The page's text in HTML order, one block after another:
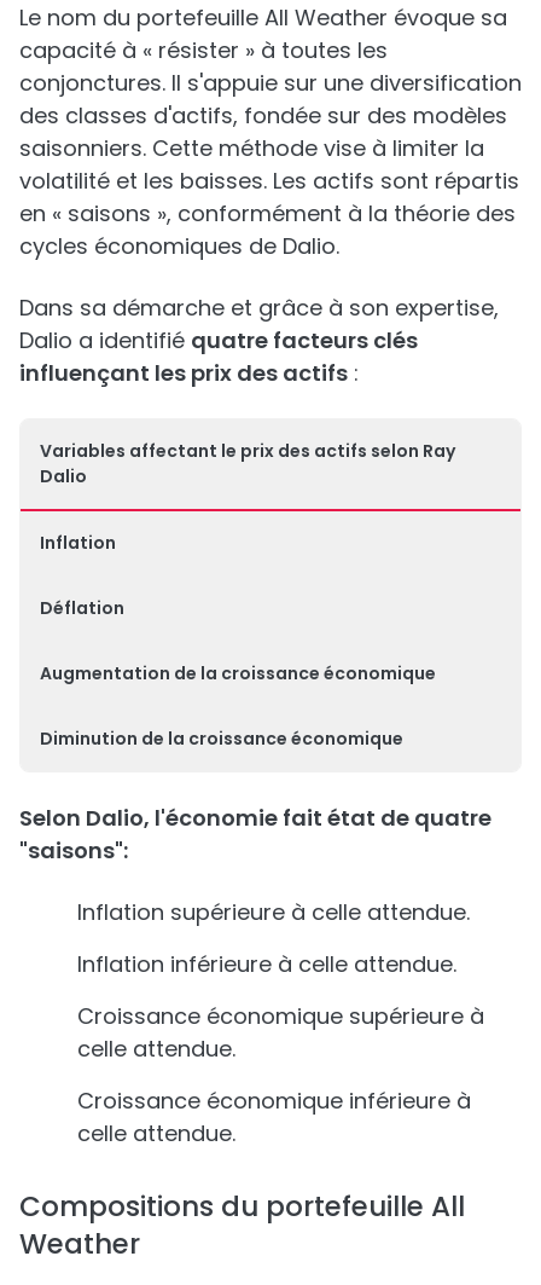
Le nom du portefeuille All Weather évoque sa
capacité à « résister » à toutes les
conjonctures. Il s'appuie sur une diversification
des classes d'actifs, fondée sur des modèles
saisonniers. Cette méthode vise à limiter la
volatilité et les baisses. Les actifs sont répartis
en « saisons », conformément à la théorie des
cycles économiques de Dalio.
Dans sa démarche et grâce à son expertise,
Dalio a identifié quatre facteurs clés
influençant les prix des actifs :
Variables affectant le prix des actifs selon Ray
Dalio
Inflation
Déflation
Augmentation de la croissance économique
Diminution de la croissance économique
Selon Dalio, l'économie fait état de quatre
"saisons":
Inflation supérieure à celle attendue.
Inflation inférieure à celle attendue.
Croissance économique supérieure à
celle attendue.
Croissance économique inférieure à
celle attendue.
Compositions du portefeuille All
Weather